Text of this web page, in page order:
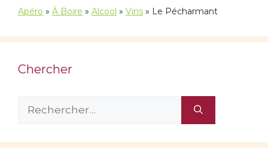
Apéro » À Boire » Alcool » Vins » Le Pécharmant
Chercher